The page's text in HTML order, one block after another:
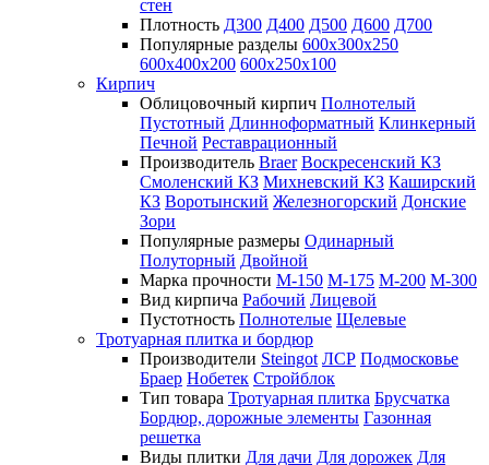
стен
Плотность Д300 Д400 Д500 Д600 Д700
Популярные разделы 600х300х250
600х400х200 600х250х100
Кирпич
Облицовочный кирпич Полнотелый
Пустотный Длинноформатный Клинкерный
Печной Реставрационный
Производитель Braer Воскресенский КЗ
Смоленский КЗ Михневский КЗ Каширский
КЗ Воротынский Железногорский Донские
Зори
Популярные размеры Одинарный
Полуторный Двойной
Марка прочности М-150 М-175 М-200 М-300
Вид кирпича Рабочий Лицевой
Пустотность Полнотелые Щелевые
Тротуарная плитка и бордюр
Производители Steingot ЛСР Подмосковье
Браер Нобетек Стройблок
Тип товара Тротуарная плитка Брусчатка
Бордюр, дорожные элементы Газонная
решетка
Виды плитки Для дачи Для дорожек Для